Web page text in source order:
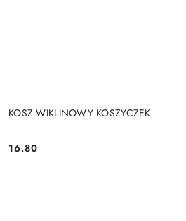
KOSZ WIKLINOWY KOSZYCZEK
Cena:
16.80